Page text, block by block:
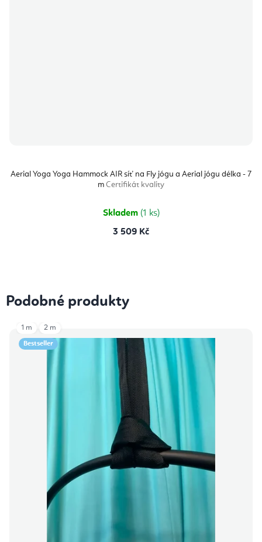
Aerial Yoga Yoga Hammock AIR síť na Fly jógu a Aerial jógu délka - 7
m Certifikát kvality
Skladem (1 ks)
3 509 Kč
Podobné produkty
Bestseller
1 m 2 m